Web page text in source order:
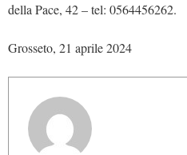
della Pace, 42 – tel: 0564456262.
Grosseto, 21 aprile 2024